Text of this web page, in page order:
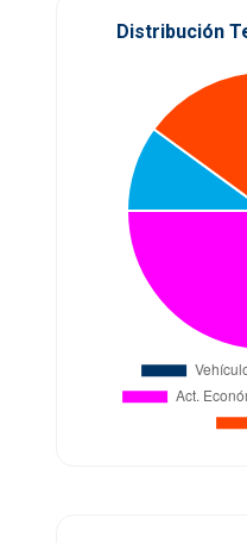
Distribución